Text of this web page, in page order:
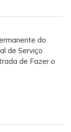
do
de Serviço
de Fazer o